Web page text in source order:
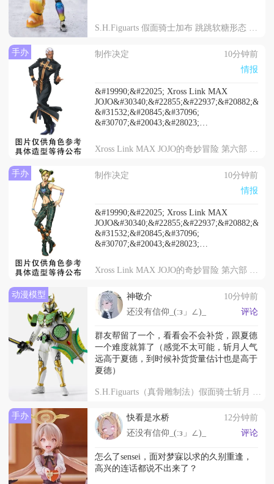
手办 制作决定
10分钟前
情报
&#19990;&#22025; Xross Link MAX
&#31532;&#20845;&#37096;
&#30707;&#20043;&#28023;
&#20225;&#21010;&#20844;&#24067;
2027&#24180;1&#26376;&#20986;&#36135;
手办 制作决定
10分钟前
情报
&#19990;&#22025; Xross Link MAX
&#31532;&#20845;&#37096;
&#30707;&#20043;&#28023;
&#20225;&#21010;&#20844;&#24067;
2027&#24180;1&#26376;&#20986;&#36135;
Xross Link MAX JOJO的奇妙冒险 第六部 石之海 空条徐伦
动漫模型 神敬介
10分钟前
还没有信仰_(:з」∠)_
评论
群友帮留了一个，看看会不会补货，跟夏德
一个难度就算了（感觉不太可能，斩月人气
远高于夏德，到时候补货货量估计也是高于
夏德）
手办 快看是水桥
12分钟前
还没有信仰_(:з」∠)_
评论
怎么了sensei，面对梦寐以求的久别重逢，
高兴的连话都说不出来了？